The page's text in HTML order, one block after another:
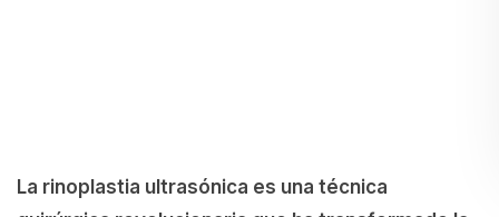
La rinoplastia ultrasónica es una técnica